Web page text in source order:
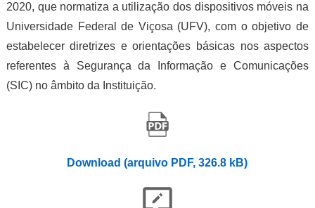
2020, que normatiza a utilização dos dispositivos móveis na
Universidade Federal de Viçosa (UFV), com o objetivo de
estabelecer diretrizes e orientações básicas nos aspectos
referentes à Segurança da Informação e Comunicações
(SIC) no âmbito da Instituição.
Download (arquivo PDF, 326.8 kB)